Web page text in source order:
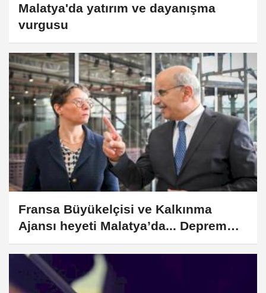
Malatya'da yatırım ve dayanışma
vurgusu
Fransa Büyükelçisi ve Kalkınma
Ajansı heyeti Malatya’da... Deprem
enkazı geri dönüşümünde pilot
olacak